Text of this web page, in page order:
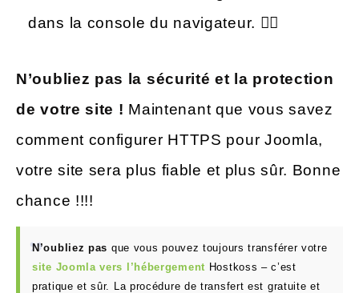
dans la console du navigateur. 🕵️‍♀️
N’oubliez pas la sécurité et la protection
de votre site ! Maintenant que vous savez
comment configurer HTTPS pour Joomla,
votre site sera plus fiable et plus sûr. Bonne
chance !!!!
N’oubliez pas que vous pouvez toujours transférer votre
site Joomla vers l’hébergement Hostkoss – c’est
pratique et sûr. La procédure de transfert est gratuite et